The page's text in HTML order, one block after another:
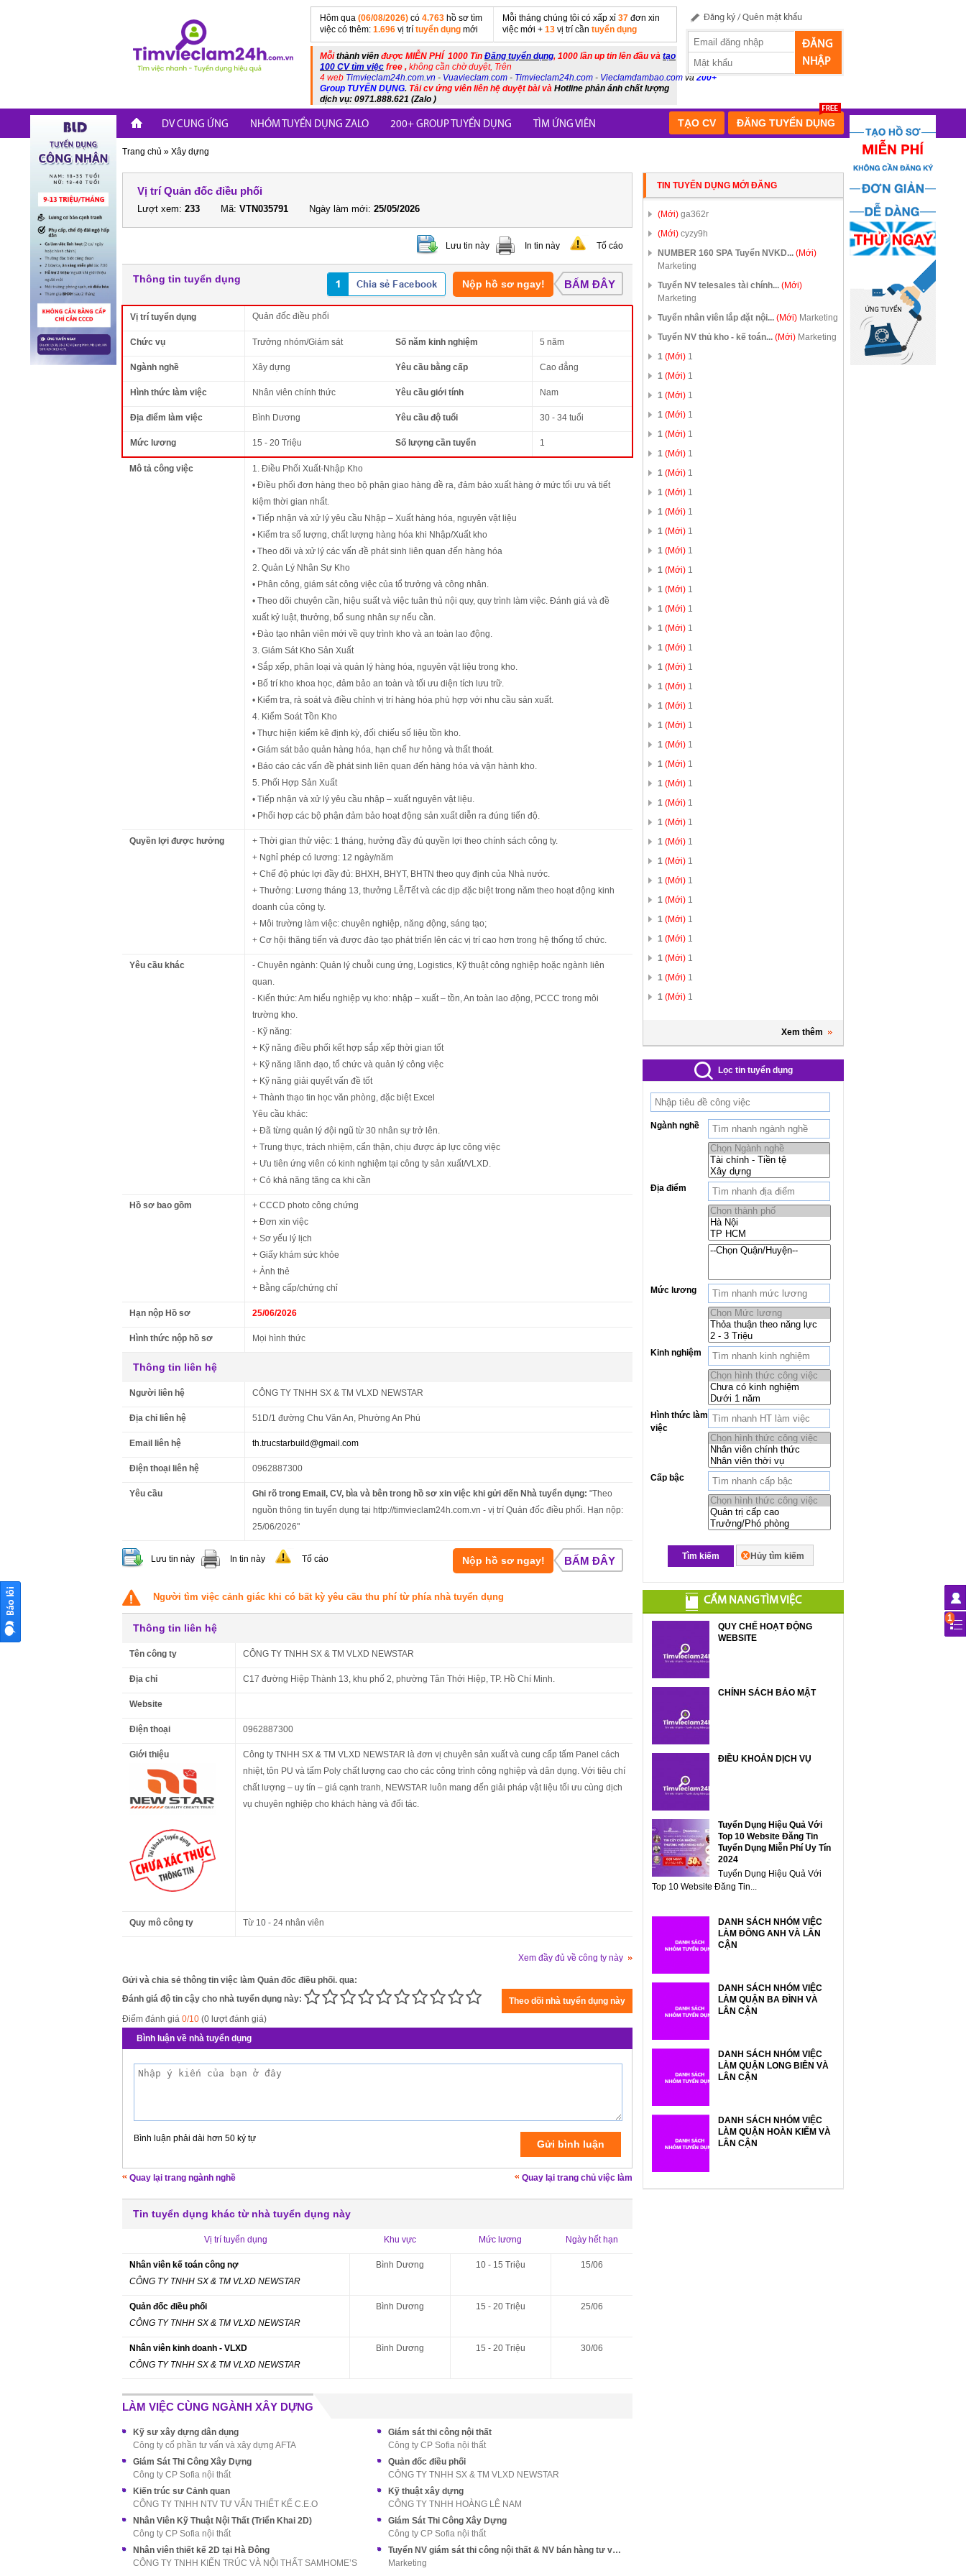
Hôm qua (06/08/2026) có 4.763 hồ sơ tìm
việc có thêm: 1.696 vị trí tuyển dụng mới
Mỗi tháng chúng tôi có xấp xỉ 37 đơn xin
việc mới + 13 vị trí cần tuyển dụng
Mỗithành viên được MIỄN PHÍ 1000 Tin Đăng tuyển dụng, 1000 lần up tin lên đầu và tạo
100 CV tìm việc free , không cần chờ duyệt, Trên
4 web Timvieclam24h.com.vn - Vuavieclam.com - Timvieclam24h.com - Vieclamdambao.com và 200+
Group TUYỂN DỤNG. Tải cv ứng viên liên hệ duyệt bài và Hotline phản ánh chất lượng
dịch vụ: 0971.888.621 (Zalo )
Đăng ký /Quên mật khẩu
ĐĂNG
NHẬP
DV CUNG ỨNG NHÓM TUYỂN DỤNG ZALO 200+ GROUP TUYỂN DỤNG TÌM ỨNG VIÊN ĐĂNG TUYỂN DỤNG
TẠO CV
Trang chủ » Xây dựng
Vị trí Quản đốc điều phối
Lượt xem: 233 Mã: VTN035791 Ngày làm mới: 25/05/2026
Lưu tin này In tin này Tố cáo
Thông tin tuyển dụng Nộp hồ sơ ngay! BẤM ĐÂY
Vị trí tuyển dụng Quản đốc điều phối
Chức vụ Trưởng nhóm/Giám sát Số năm kinh nghiệm 5 năm
Ngành nghề Xây dựng Yêu cầu bằng cấp Cao đẳng
Hình thức làm việc Nhân viên chính thức Yêu cầu giới tính Nam
Địa điểm làm việc Bình Dương Yêu cầu độ tuổi 30 - 34 tuổi
Mức lương 15 - 20 Triệu Số lượng cần tuyển 1
Mô tả công việc
1. Điều Phối Xuất-Nhập Kho
• Điều phối đơn hàng theo bộ phận giao hàng đề ra, đảm bảo xuất hàng ở mức tối ưu và tiết
kiệm thời gian nhất.
• Tiếp nhận và xử lý yêu cầu Nhập – Xuất hàng hóa, nguyên vật liệu
• Kiểm tra số lượng, chất lượng hàng hóa khi Nhập/Xuất kho
• Theo dõi và xử lý các vấn đề phát sinh liên quan đến hàng hóa
2. Quản Lý Nhân Sự Kho
• Phân công, giám sát công việc của tổ trưởng và công nhân.
• Theo dõi chuyên cần, hiệu suất và việc tuân thủ nội quy, quy trình làm việc. Đánh giá và đề
xuất kỷ luật, thưởng, bổ sung nhân sự nếu cần.
• Đào tạo nhân viên mới về quy trình kho và an toàn lao động.
3. Giám Sát Kho Sản Xuất
• Sắp xếp, phân loại và quản lý hàng hóa, nguyên vật liệu trong kho.
• Bố trí kho khoa học, đảm bảo an toàn và tối ưu diện tích lưu trữ.
• Kiểm tra, rà soát và điều chỉnh vị trí hàng hóa phù hợp với nhu cầu sản xuất.
4. Kiểm Soát Tồn Kho
• Thực hiện kiểm kê định kỳ, đối chiếu số liệu tồn kho.
• Giám sát bảo quản hàng hóa, hạn chế hư hỏng và thất thoát.
• Báo cáo các vấn đề phát sinh liên quan đến hàng hóa và vận hành kho.
5. Phối Hợp Sản Xuất
• Tiếp nhận và xử lý yêu cầu nhập – xuất nguyên vật liệu.
• Phối hợp các bộ phận đảm bảo hoạt động sản xuất diễn ra đúng tiến độ.
Quyền lợi được hưởng
+ Thời gian thử việc: 1 tháng, hưởng đầy đủ quyền lợi theo chính sách công ty.
+ Nghỉ phép có lương: 12 ngày/năm
+ Chế độ phúc lợi đầy đủ: BHXH, BHYT, BHTN theo quy định của Nhà nước.
+ Thưởng: Lương tháng 13, thưởng Lễ/Tết và các dịp đặc biệt trong năm theo hoạt động kinh
doanh của công ty.
+ Môi trường làm việc: chuyên nghiệp, năng động, sáng tạo;
+ Cơ hội thăng tiến và được đào tạo phát triển lên các vị trí cao hơn trong hệ thống tổ chức.
Yêu cầu khác
- Chuyên ngành: Quản lý chuỗi cung ứng, Logistics, Kỹ thuật công nghiệp hoặc ngành liên
quan.
- Kiến thức: Am hiểu nghiệp vụ kho: nhập – xuất – tồn, An toàn lao động, PCCC trong môi
trường kho.
- Kỹ năng:
+ Kỹ năng điều phối kết hợp sắp xếp thời gian tốt
+ Kỹ năng lãnh đạo, tổ chức và quản lý công việc
+ Kỹ năng giải quyết vấn đề tốt
+ Thành thạo tin học văn phòng, đặc biệt Excel
Yêu cầu khác:
+ Đã từng quản lý đội ngũ từ 30 nhân sự trở lên.
+ Trung thực, trách nhiệm, cẩn thận, chịu được áp lực công việc
+ Ưu tiên ứng viên có kinh nghiệm tại công ty sản xuất/VLXD.
+ Có khả năng tăng ca khi cần
Hồ sơ bao gồm
+ CCCD photo công chứng
+ Đơn xin việc
+ Sơ yếu lý lịch
+ Giấy khám sức khỏe
+ Ảnh thẻ
+ Bằng cấp/chứng chỉ
Hạn nộp Hồ sơ 25/06/2026
Hình thức nộp hồ sơ Mọi hình thức
Thông tin liên hệ
Người liên hệ CÔNG TY TNHH SX & TM VLXD NEWSTAR
Địa chỉ liên hệ 51D/1 đường Chu Văn An, Phường An Phú
Email liên hệ th.trucstarbuild@gmail.com
Điện thoại liên hệ 0962887300
Yêu cầu Ghi rõ trong Email, CV, bìa và bên trong hồ sơ xin việc khi gửi đến Nhà tuyển dụng: "Theo
nguồn thông tin tuyển dụng tại http://timvieclam24h.com.vn - vị trí Quản đốc điều phối. Hạn nộp:
25/06/2026"
Lưu tin này In tin này Tố cáo Nộp hồ sơ ngay! BẤM ĐÂY
Người tìm việc cảnh giác khi có bất kỳ yêu cầu thu phí từ phía nhà tuyển dụng
Thông tin liên hệ
Tên công ty CÔNG TY TNHH SX & TM VLXD NEWSTAR
Địa chỉ C17 đường Hiệp Thành 13, khu phố 2, phường Tân Thới Hiệp, TP. Hồ Chí Minh.
Website
Điện thoại 0962887300
Giới thiệu
Công ty TNHH SX & TM VLXD NEWSTAR là đơn vị chuyên sản xuất và cung cấp tấm Panel cách
nhiệt, tôn PU và tấm Poly chất lượng cao cho các công trình công nghiệp và dân dụng. Với tiêu chí
chất lượng – uy tín – giá cạnh tranh, NEWSTAR luôn mang đến giải pháp vật liệu tối ưu cùng dịch
vụ chuyên nghiệp cho khách hàng và đối tác.
Quy mô công ty Từ 10 - 24 nhân viên
Xem đầy đủ về công ty này
Gửi và chia sẻ thông tin việc làm Quản đốc điều phối. qua:
Đánh giá độ tin cậy cho nhà tuyển dụng này:
Điểm đánh giá 0/10 (0 lượt đánh giá)
Bình luận về nhà tuyển dụng
Bình luận phải dài hơn 50 ký tự
Quay lại trang ngành nghề Quay lại trang chủ việc làm
Tin tuyển dụng khác từ nhà tuyển dụng này
Vị trí tuyển dụng Khu vực Mức lương Ngày hết hạn
Nhân viên kế toán công nợ
CÔNG TY TNHH SX & TM VLXD NEWSTAR
Bình Dương 10 - 15 Triệu 15/06
Quản đốc điều phối
CÔNG TY TNHH SX & TM VLXD NEWSTAR
Bình Dương 15 - 20 Triệu 25/06
Nhân viên kinh doanh - VLXD
CÔNG TY TNHH SX & TM VLXD NEWSTAR
Bình Dương 15 - 20 Triệu 30/06
LÀM VIỆC CÙNG NGÀNH XÂY DỰNG
Kỹ sư xây dựng dân dụng
Công ty cổ phần tư vấn và xây dựng AFTA
Giám sát thi công nội thất
Công ty CP Sofia nội thất
Giám Sát Thi Công Xây Dựng
Công ty CP Sofia nội thất
Quản đốc điều phối
CÔNG TY TNHH SX & TM VLXD NEWSTAR
Kiến trúc sư Cảnh quan
CÔNG TY TNHH NTV TƯ VẤN THIẾT KẾ C.E.O
Kỹ thuật xây dựng
CÔNG TY TNHH HOÀNG LÊ NAM
Nhân Viên Kỹ Thuật Nội Thất (Triển Khai 2D)
Công ty CP Sofia nội thất
Giám Sát Thi Công Xây Dựng
Công ty CP Sofia nội thất
Nhân viên thiết kế 2D tại Hà Đông
CÔNG TY TNHH KIẾN TRÚC VÀ NỘI THẤT SAMHOME’S
Tuyển NV giám sát thi công nội thất & NV bán hàng tư vấn khách hàng
Marketing
TIN TUYỂN DỤNG MỚI ĐĂNG
(Mới) ga362r
(Mới) cyzy9h
NUMBER 160 SPA Tuyển NVKD... (Mới)
Marketing
Tuyển NV telesales tài chính... (Mới)
Marketing
Tuyển nhân viên lắp đặt nội... (Mới) Marketing
Tuyển NV thủ kho - kế toán... (Mới) Marketing
1 (Mới) 1
1 (Mới) 1
1 (Mới) 1
1 (Mới) 1
1 (Mới) 1
1 (Mới) 1
1 (Mới) 1
1 (Mới) 1
1 (Mới) 1
1 (Mới) 1
1 (Mới) 1
1 (Mới) 1
1 (Mới) 1
1 (Mới) 1
1 (Mới) 1
1 (Mới) 1
1 (Mới) 1
1 (Mới) 1
1 (Mới) 1
1 (Mới) 1
1 (Mới) 1
1 (Mới) 1
1 (Mới) 1
1 (Mới) 1
1 (Mới) 1
1 (Mới) 1
1 (Mới) 1
1 (Mới) 1
1 (Mới) 1
1 (Mới) 1
1 (Mới) 1
1 (Mới) 1
1 (Mới) 1
1 (Mới) 1
Xem thêm
Lọc tin tuyển dụng
Ngành nghề
Địa điểm
Mức lương
Kinh nghiệm
Hình thức làm
việc
Cấp bậc
Tìm kiếm Hủy tìm kiếm
CẨM NANG TÌM VIỆC
QUY CHẾ HOẠT ĐỘNG
WEBSITE
CHÍNH SÁCH BẢO MẬT
ĐIỀU KHOẢN DỊCH VỤ
Tuyển Dụng Hiệu Quả Với
Top 10 Website Đăng Tin
Tuyển Dụng Miễn Phí Uy Tín
2024
Tuyển Dụng Hiệu Quả Với
Top 10 Website Đăng Tin...
DANH SÁCH NHÓM VIỆC
LÀM ĐÔNG ANH VÀ LÂN
CẬN
DANH SÁCH NHÓM VIỆC
LÀM QUẬN BA ĐÌNH VÀ
LÂN CẬN
DANH SÁCH NHÓM VIỆC
LÀM QUẬN LONG BIÊN VÀ
LÂN CẬN
DANH SÁCH NHÓM VIỆC
LÀM QUẬN HOÀN KIẾM VÀ
LÂN CẬN
1